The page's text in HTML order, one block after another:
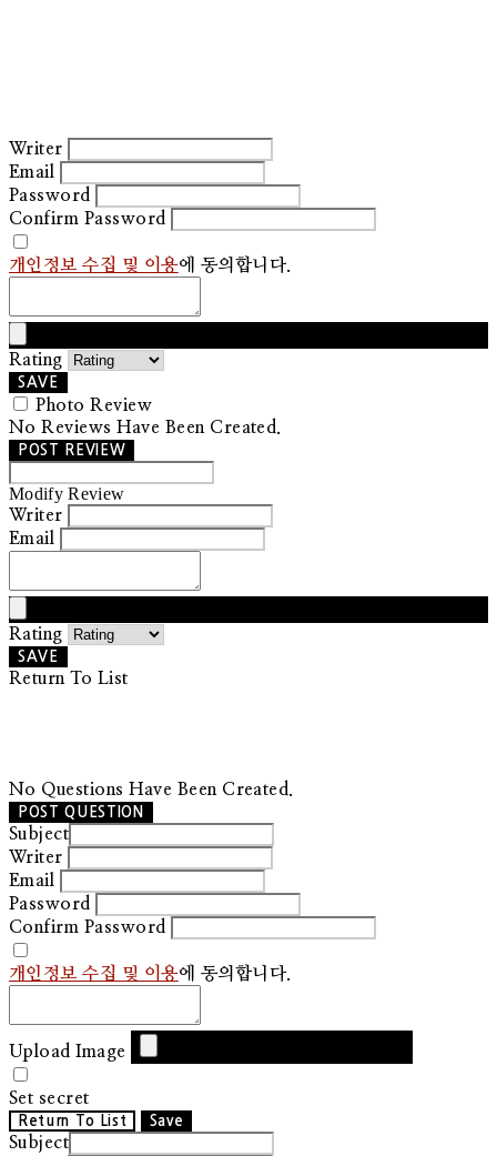
Writer
Email
Password
Confirm Password
개인정보 수집 및 이용에 동의합니다.
Rating
SAVE
Photo Review
No Reviews Have Been Created.
POST REVIEW
Modify Review
Writer
Email
Rating
SAVE
Return To List
No Questions Have Been Created.
POST QUESTION
Subject
Writer
Email
Password
Confirm Password
개인정보 수집 및 이용에 동의합니다.
Upload Image
Set secret
Return To List Save
Subject